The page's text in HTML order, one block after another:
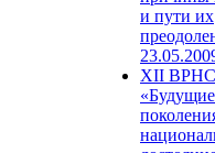
и пути их
XII ВРНС
«Будущие